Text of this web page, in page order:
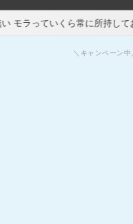
に所持しておくべき？23時間前
＼キャンペーン中